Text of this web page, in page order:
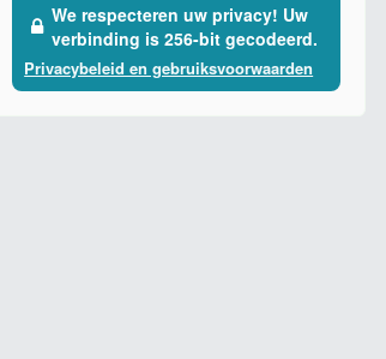
We respecteren uw privacy! Uw
verbinding is 256-bit gecodeerd.
Privacybeleid en gebruiksvoorwaarden